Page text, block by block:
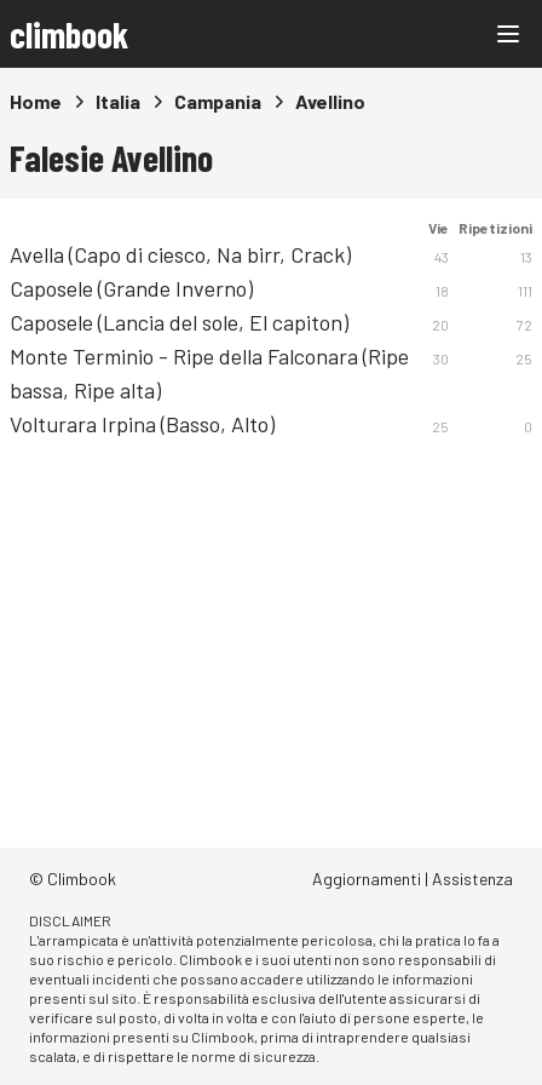
climbook
Home Italia Campania Avellino
Falesie Avellino
Vie Ripetizioni
Avella (Capo di ciesco, Na birr, Crack) 43 13
Caposele (Grande Inverno) 18 111
Caposele (Lancia del sole, El capiton) 20 72
Monte Terminio - Ripe della Falconara (Ripe
bassa, Ripe alta)
30 25
Volturara Irpina (Basso, Alto) 25 0
© Climbook Aggiornamenti | Assistenza
DISCLAIMER
L'arrampicata è un'attività potenzialmente pericolosa, chi la pratica lo fa a
suo rischio e pericolo. Climbook e i suoi utenti non sono responsabili di
eventuali incidenti che possano accadere utilizzando le informazioni
presenti sul sito. È responsabilità esclusiva dell'utente assicurarsi di
verificare sul posto, di volta in volta e con l'aiuto di persone esperte, le
informazioni presenti su Climbook, prima di intraprendere qualsiasi
scalata, e di rispettare le norme di sicurezza.